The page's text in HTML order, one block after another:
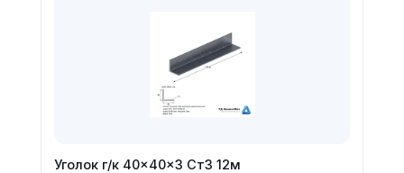
Уголок г/к 40×40×3 Ст3 12м